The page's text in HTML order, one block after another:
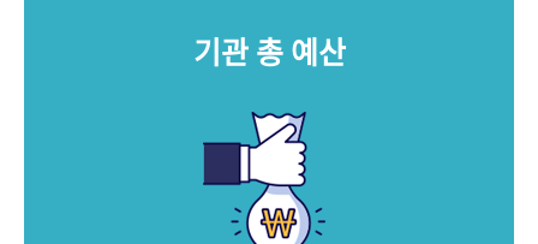
키워드로 보는 연구 역사
문서 기록물 행정박물
기관 총 예산